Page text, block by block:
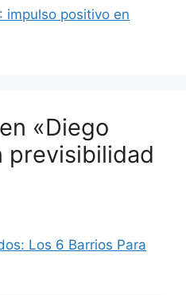
impulso positivo en
«Diego
previsibilidad
Los 6 Barrios Para